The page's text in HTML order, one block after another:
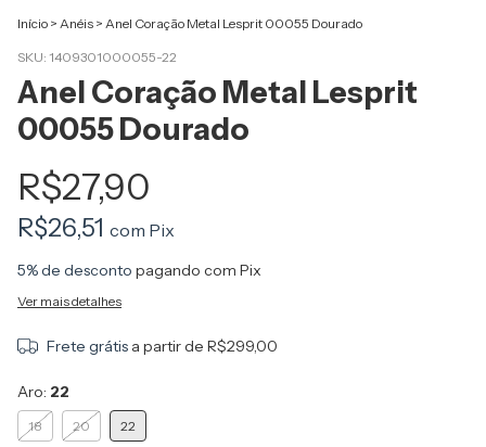
Início > Anéis > Anel Coração Metal Lesprit 00055 Dourado
SKU: 1409301000055-22
Anel Coração Metal Lesprit
00055 Dourado
R$27,90
R$26,51 com Pix
5% de desconto pagando com Pix
Ver mais detalhes
Frete grátis a partir de R$299,00
Aro: 22
18 20 22